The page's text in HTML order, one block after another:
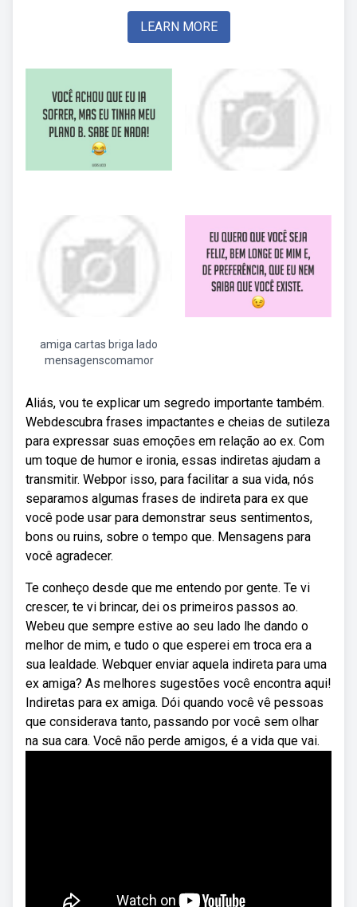
LEARN MORE
amiga cartas briga lado
mensagenscomamor
Aliás, vou te explicar um segredo importante também.
Webdescubra frases impactantes e cheias de sutileza
para expressar suas emoções em relação ao ex. Com
um toque de humor e ironia, essas indiretas ajudam a
transmitir. Webpor isso, para facilitar a sua vida, nós
separamos algumas frases de indireta para ex que
você pode usar para demonstrar seus sentimentos,
bons ou ruins, sobre o tempo que. Mensagens para
você agradecer.
Te conheço desde que me entendo por gente. Te vi
crescer, te vi brincar, dei os primeiros passos ao.
Webeu que sempre estive ao seu lado lhe dando o
melhor de mim, e tudo o que esperei em troca era a
sua lealdade. Webquer enviar aquela indireta para uma
ex amiga? As melhores sugestões você encontra aqui!
Indiretas para ex amiga. Dói quando você vê pessoas
que considerava tanto, passando por você sem olhar
na sua cara. Você não perde amigos, é a vida que vai.